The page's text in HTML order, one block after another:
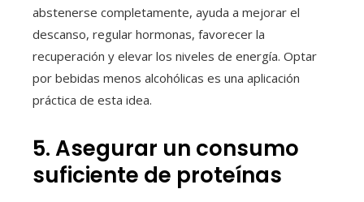
abstenerse completamente, ayuda a mejorar el
descanso, regular hormonas, favorecer la
recuperación y elevar los niveles de energía. Optar
por bebidas menos alcohólicas es una aplicación
práctica de esta idea.
5. Asegurar un consumo
suficiente de proteínas